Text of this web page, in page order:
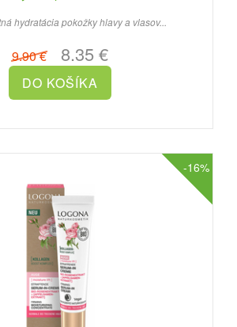
hydratácia pokožky hlavy a vlasov...
9.90 €8.35 €
-16%